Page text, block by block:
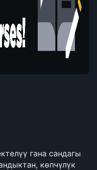
гана сандагы
көпчүлүк